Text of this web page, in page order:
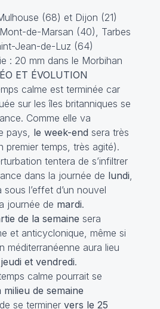
(68) et Dijon (21)
Mont-de-Marsan (40), Tarbes
Jean-de-Luz (64)
: 20 mm dans le Morbihan
ET ÉVOLUTION
calme est terminée car
sur les îles britanniques se
Comme elle va
pays, le week-end sera très
premier temps, très agité).
tentera de s’infiltrer
dans la journée de lundi,
l’effet d’un nouvel
journée de mardi.
de la semaine sera
et anticyclonique, même si
méditerranéenne aura lieu
et vendredi.
calme pourrait se
milieu de semaine
se terminer vers le 25